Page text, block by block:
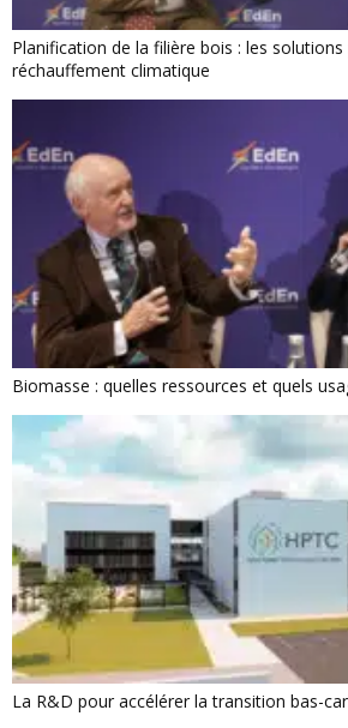
Planification de la filière bois : les
réchauffement climatique
Biomasse : quelles ressources et quels
La R&D pour accélérer la transition bas-